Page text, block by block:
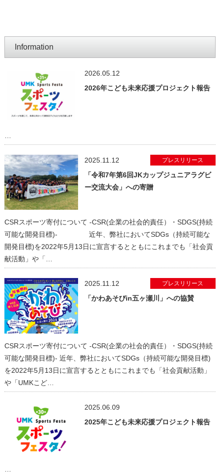
Information
2026.05.12
2026年こども未来応援プロジェクト報告
2025.11.12 プレスリリース
「令和7年第6回JKカップジュニアラグビ
ー交流大会」への寄贈
CSRスポーツ寄付について -CSR(企業の社会的責任）・SDGS(持続
可能な開発目標)- 近年、弊社においてSDGs（持続可能な
開発目標)を2022年5月13日に宣言するとともにこれまでも「社会貢
献活動」や「…
2025.11.12 プレスリリース
「かわあそびin五ヶ瀬川」への協賛
CSRスポーツ寄付について -CSR(企業の社会的責任）・SDGS(持続
可能な開発目標)- 近年、弊社においてSDGs（持続可能な開発目標)
を2022年5月13日に宣言するとともにこれまでも「社会貢献活動」
や「UMKこど…
2025.06.09
2025年こども未来応援プロジェクト報告
…